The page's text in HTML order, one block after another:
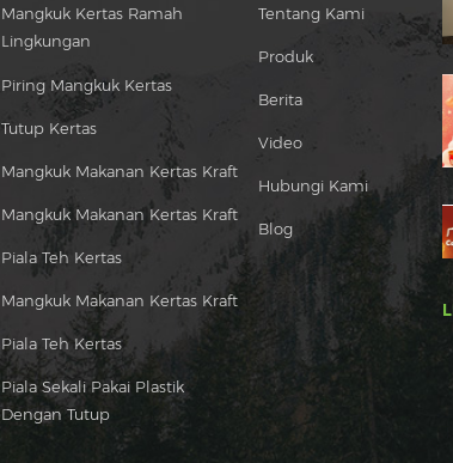
Mangkuk Kertas Ramah
Lingkungan
Piring Mangkuk Kertas
Tutup Kertas
Mangkuk Makanan Kertas Kraft
Mangkuk Makanan Kertas Kraft
Piala Teh Kertas
Mangkuk Makanan Kertas Kraft
Piala Teh Kertas
Piala Sekali Pakai Plastik
Dengan Tutup
Tentang Kami
Produk
Berita
Video
Hubungi Kami
Blog